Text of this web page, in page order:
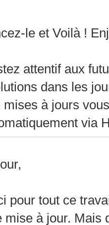
le et Voilà !
attentif aux
dans les
mises à jours
via
pour tout ce
mise à jour. Mais